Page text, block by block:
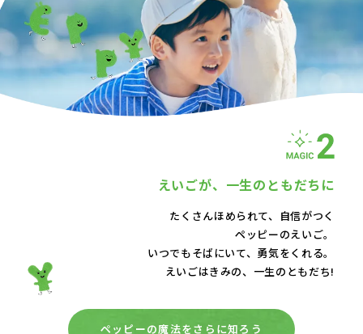
えいごが、 一生のともだちに
たくさんほめられて、自信がつく
ペッピーのえいご。
いつでもそばにいて、 勇気をくれる。
えいごはきみの、一生のともだち!
ペッピーの魔法をさらに知ろう